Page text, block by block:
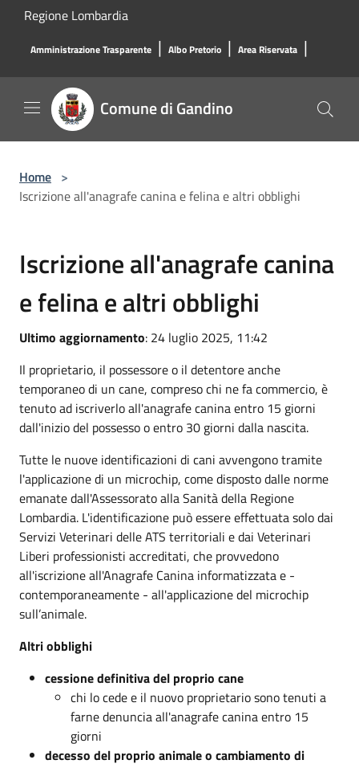
Salta al contenuto principale
Regione Lombardia
Amministrazione Trasparente | Albo Pretorio | Area Riservata |
Comune di Gandino
Home >
Iscrizione all'anagrafe canina e felina e altri obblighi
Iscrizione all'anagrafe canina
e felina e altri obblighi
Ultimo aggiornamento: 24 luglio 2025, 11:42
Il proprietario, il possessore o il detentore anche
temporaneo di un cane, compreso chi ne fa commercio, è
tenuto ad iscriverlo all'anagrafe canina entro 15 giorni
dall'inizio del possesso o entro 30 giorni dalla nascita.
Tutte le nuove identificazioni di cani avvengono tramite
l'applicazione di un microchip, come disposto dalle norme
emanate dall'Assessorato alla Sanità della Regione
Lombardia. L'identificazione può essere effettuata solo dai
Servizi Veterinari delle ATS territoriali e dai Veterinari
Liberi professionisti accreditati, che provvedono
all'iscrizione all'Anagrafe Canina informatizzata e -
contemporaneamente - all'applicazione del microchip
sull’animale.
Altri obblighi
cessione definitiva del proprio cane
chi lo cede e il nuovo proprietario sono tenuti a
farne denuncia all'anagrafe canina entro 15
giorni
decesso del proprio animale o cambiamento di